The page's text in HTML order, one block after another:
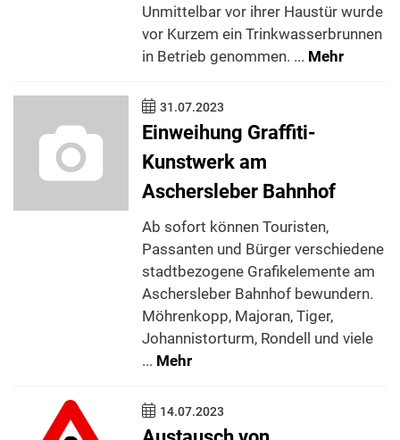
Unmittelbar vor ihrer Haustür wurde
vor Kurzem ein Trinkwasserbrunnen
in Betrieb genommen. ... Mehr
31.07.2023
Einweihung Graffiti-
Kunstwerk am
Aschersleber Bahnhof
Ab sofort können Touristen,
Passanten und Bürger verschiedene
stadtbezogene Grafikelemente am
Aschersleber Bahnhof bewundern.
Möhrenkopp, Majoran, Tiger,
Johannistorturm, Rondell und viele
... Mehr
14.07.2023